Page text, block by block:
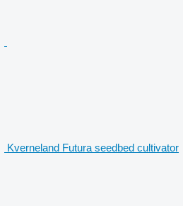
Kverneland Futura seedbed cultivator